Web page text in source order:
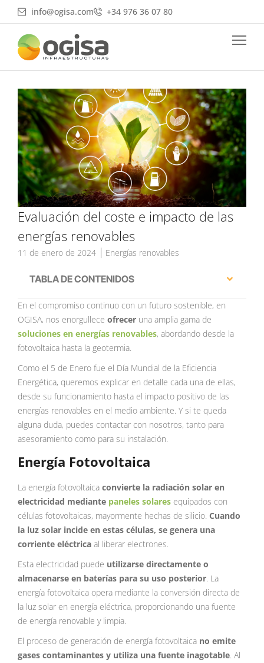
al
contenido
info@ogisa.com +34 976 36 07 80
Evaluación del coste e impacto de las
energías renovables
11 de enero de 2024 Energías renovables
TABLA DE CONTENIDOS
En el compromiso continuo con un futuro sostenible, en
OGISA, nos enorgullece ofrecer una amplia gama de
soluciones en energías renovables, abordando desde la
fotovoltaica hasta la geotermia.
Como el 5 de Enero fue el Día Mundial de la Eficiencia
Energética, queremos explicar en detalle cada una de ellas,
desde su funcionamiento hasta el impacto positivo de las
energías renovables en el medio ambiente. Y si te queda
alguna duda, puedes contactar con nosotros, tanto para
asesoramiento como para su instalación.
Energía Fotovoltaica
La energía fotovoltaica convierte la radiación solar en
electricidad mediante paneles solares equipados con
células fotovoltaicas, mayormente hechas de silicio. Cuando
la luz solar incide en estas células, se genera una
corriente eléctrica al liberar electrones.
Esta electricidad puede utilizarse directamente o
almacenarse en baterías para su uso posterior. La
energía fotovoltaica opera mediante la conversión directa de
la luz solar en energía eléctrica, proporcionando una fuente
de energía renovable y limpia.
El proceso de generación de energía fotovoltaica no emite
gases contaminantes y utiliza una fuente inagotable. Al